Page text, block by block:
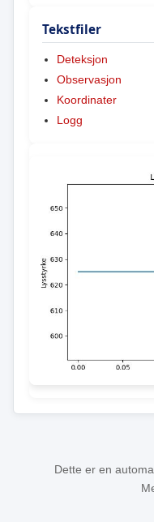
Tekstfiler
Deteksjon
Observasjon
Koordinater
Logg
Dette er en